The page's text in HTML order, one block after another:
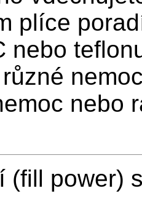
plíce
nebo
nebo
(fill power)